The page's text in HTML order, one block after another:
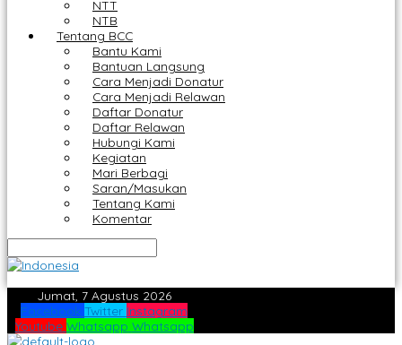
NTT
NTB
Tentang BCC
Bantu Kami
Bantuan Langsung
Cara Menjadi Donatur
Cara Menjadi Relawan
Daftar Donatur
Daftar Relawan
Hubungi Kami
Kegiatan
Mari Berbagi
Saran/Masukan
Tentang Kami
Komentar
Jumat, 7 Agustus 2026
Facebook Twitter Instagram
Youtube Whatsapp Whatsapp